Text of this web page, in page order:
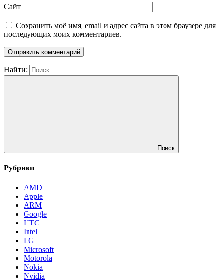
Сайт
Сохранить моё имя, email и адрес сайта в этом браузере для
последующих моих комментариев.
Найти:
Поиск
Рубрики
AMD
Apple
ARM
Google
HTC
Intel
LG
Microsoft
Motorola
Nokia
Nvidia